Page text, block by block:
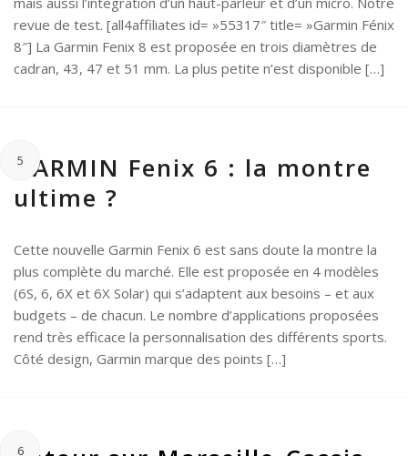
revue de test. [all4affiliates id= »55317″ title= »Garmin Fénix
8″] La Garmin Fenix 8 est proposée en trois diamètres de
cadran, 43, 47 et 51 mm. La plus petite n’est disponible […]
5
GARMIN Fenix 6 : la montre
ultime ?
Cette nouvelle Garmin Fenix 6 est sans doute la montre la
plus complète du marché. Elle est proposée en 4 modèles
(6S, 6, 6X et 6X Solar) qui s’adaptent aux besoins – et aux
budgets – de chacun. Le nombre d’applications proposées
rend très efficace la personnalisation des différents sports.
Côté design, Garmin marque des points […]
6